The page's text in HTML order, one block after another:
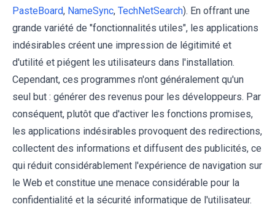
PasteBoard, NameSync, TechNetSearch). En offrant une
grande variété de "fonctionnalités utiles", les applications
indésirables créent une impression de légitimité et
d'utilité et piégent les utilisateurs dans l'installation.
Cependant, ces programmes n'ont généralement qu'un
seul but : générer des revenus pour les développeurs. Par
conséquent, plutôt que d'activer les fonctions promises,
les applications indésirables provoquent des redirections,
collectent des informations et diffusent des publicités, ce
qui réduit considérablement l'expérience de navigation sur
le Web et constitue une menace considérable pour la
confidentialité et la sécurité informatique de l'utilisateur.